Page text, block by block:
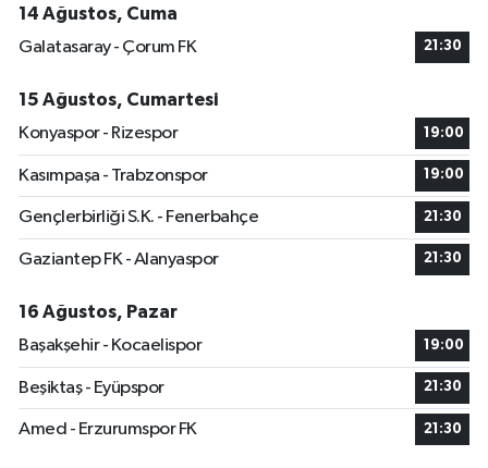
14 Ağustos, Cuma
Galatasaray - Çorum FK
21:30
15 Ağustos, Cumartesi
Konyaspor - Rizespor
19:00
Kasımpaşa - Trabzonspor 19:00
Gençlerbirliği S.K. - Fenerbahçe 21:30
Gaziantep FK - Alanyaspor 21:30
16 Ağustos, Pazar
Başakşehir - Kocaelispor
19:00
Beşiktaş - Eyüpspor 21:30
Amed - Erzurumspor FK 21:30